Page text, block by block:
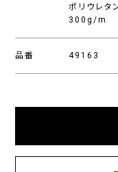
ポリウレタ
300g/m
品番 49163